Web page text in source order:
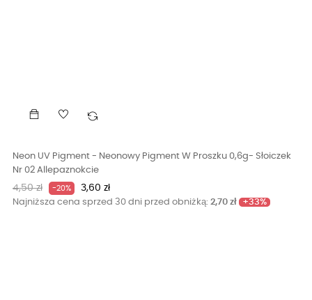
Neon UV Pigment - Neonowy Pigment W Proszku 0,6g- Słoiczek
Nr 02 Allepaznokcie
Cena
podstawowa
4,50 zł -20% Cena
3,60 zł
Najniższa cena sprzed 30 dni przed obniżką: 2,70 zł +33%